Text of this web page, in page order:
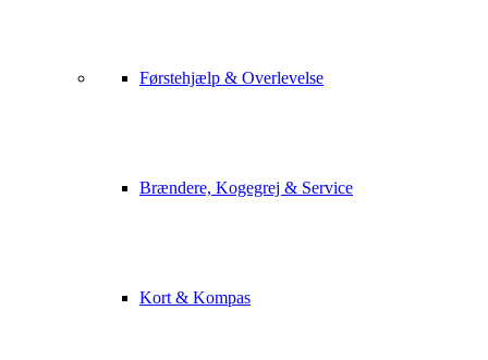
Førstehjælp & Overlevelse
Brændere, Kogegrej & Service
Kort & Kompas